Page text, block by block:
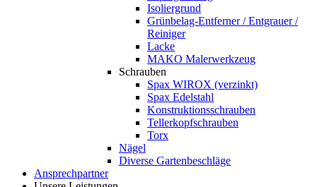
Isoliergrund
Grünbelag-Entferner / Entgrauer /
Reiniger
Lacke
MAKO Malerwerkzeug
Schrauben
Spax WIROX (verzinkt)
Spax Edelstahl
Konstruktionsschrauben
Tellerkopfschrauben
Torx
Nägel
Diverse Gartenbeschläge
Ansprechpartner